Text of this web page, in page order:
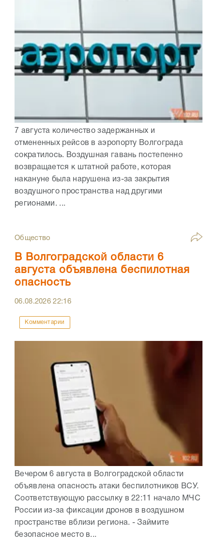
7 августа количество задержанных и
отмененных рейсов в аэропорту Волгограда
сократилось. Воздушная гавань постепенно
возвращается к штатной работе, которая
накануне была нарушена из-за закрытия
воздушного пространства над другими
регионами. ...
Общество
В Волгоградской области 6
августа объявлена беспилотная
опасность
06.08.202622:16
Комментарии
Вечером 6 августа в Волгоградской области
объявлена опасность атаки беспилотников ВСУ.
Соответствующую рассылку в 22:11 начало МЧС
России из-за фиксации дронов в воздушном
пространстве вблизи региона. - Займите
безопасное место в...